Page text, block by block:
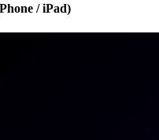
/ iPad)